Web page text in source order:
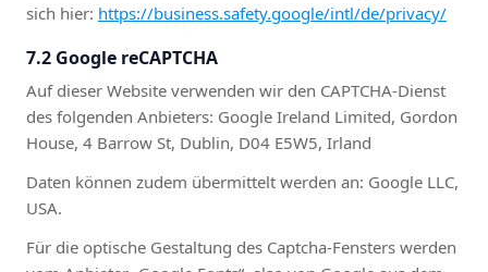
sich hier: https://business.safety.google/intl/de/privacy/
7.2 Google reCAPTCHA
Auf dieser Website verwenden wir den CAPTCHA-Dienst
des folgenden Anbieters: Google Ireland Limited, Gordon
House, 4 Barrow St, Dublin, D04 E5W5, Irland
Daten können zudem übermittelt werden an: Google LLC,
USA.
Für die optische Gestaltung des Captcha-Fensters werden